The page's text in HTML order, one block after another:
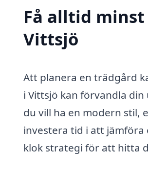
Få alltid
Vittsjö
Att planera en trädgård
i Vittsjö kan förvandla
du vill ha en modern
investera tid i att
klok strategi för att hitta